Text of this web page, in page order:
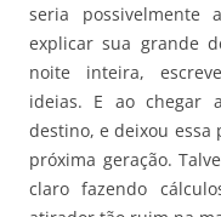
seria
explicar sua grande
noite inteira,
ideias. E ao chegar
destino, e deixou essa
próxima geração.
claro fazendo